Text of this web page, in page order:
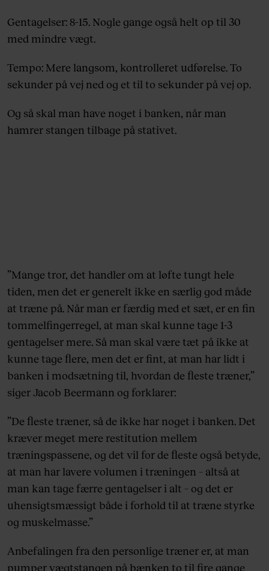
Gentagelser: 8-15. Nogle gange også helt op til 30
med mindre vægt.
Tempo: Mere langsom, kontrolleret udførelse. To
sekunder på vej ned og et til to sekunder på vej op.
Og så skal man have noget i banken, når man
hamrer stangen tilbage på stativet.
”Mange tror, det handler om at løfte tungt hele
tiden, men det er generelt ikke en særlig god måde
at træne på. Når man er færdig med et sæt, er en fin
tommelfingerregel, at man skal kunne tage 1-3
gentagelser mere. Så man skal være tæt på ikke at
kunne tage flere, men det er fint, at man har lidt i
banken i modsætning til, hvordan de fleste træner,”
siger Jacob Beermann og forklarer:
”De fleste træner, så de ikke har noget i banken. Det
kræver meget mere restitution mellem
træningspassene, og det vil for de fleste også betyde,
at man har lavere volumen i træningen – altså at
man kan tage færre gentagelser i alt – og det er
uhensigtsmæssigt både i forhold til at træne styrke
og muskelmasse.”
Anbefalingen fra den personlige træner er, at man
pumper vægtstangen på bænken to til fire gange